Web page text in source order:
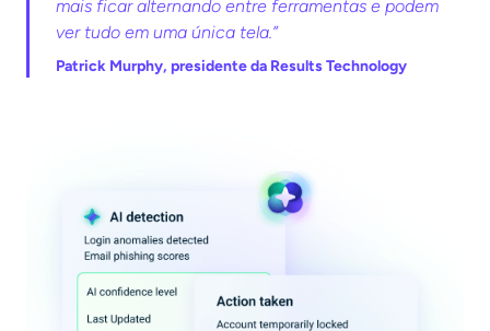
mais ficar alternando entre ferramentas e podem
ver tudo em uma única tela.”
Patrick Murphy, presidente da Results Technology